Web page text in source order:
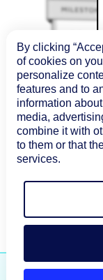
By clicking
of cookies on
personalize
features and to
information
media,
combine it with
to them or that
services.